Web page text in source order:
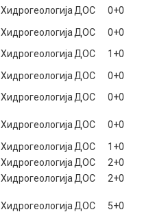
Хидрогеологија ДОС
0+0
Хидрогеологија ДОС
0+0
Хидрогеологија ДОС
1+0
Хидрогеологија ДОС
0+0
Хидрогеологија ДОС
0+0
Хидрогеологија ДОС
0+0
Хидрогеологија ДОС
1+0
Хидрогеологија ДОС
2+0
Хидрогеологија ДОС
2+0
Хидрогеологија ДОС 5+0